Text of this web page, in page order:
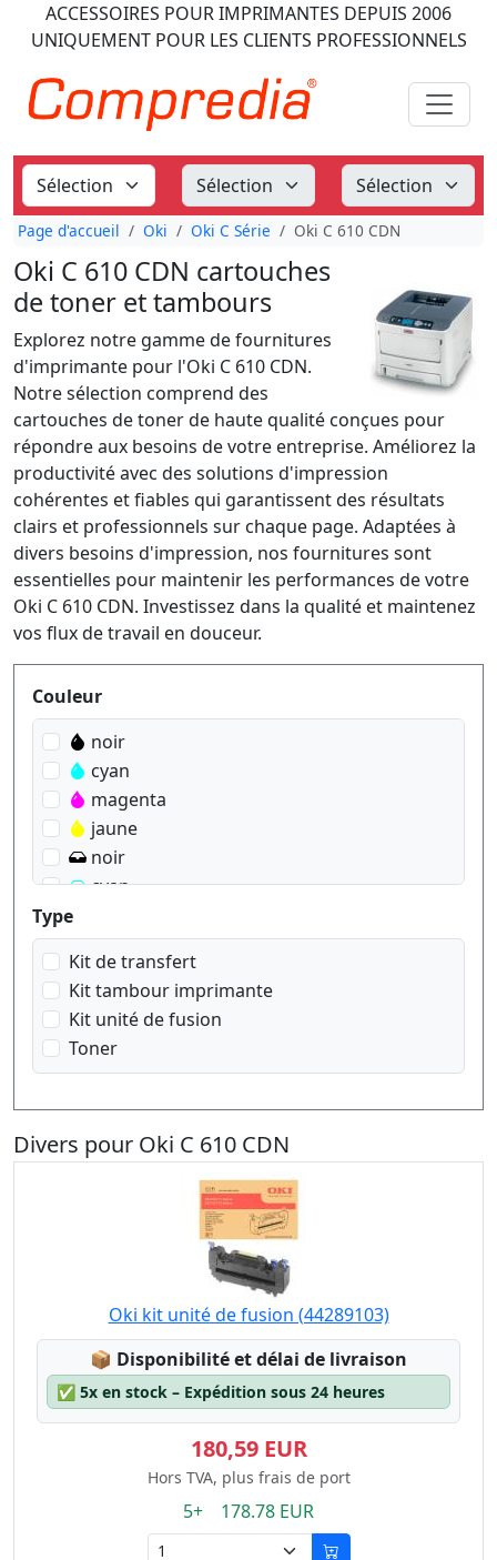
ACCESSOIRES POUR IMPRIMANTES DEPUIS 2006
UNIQUEMENT POUR LES CLIENTS PROFESSIONNELS
Page d'accueil Oki Oki C Série Oki C 610 CDN
Oki C 610 CDN cartouches
de toner et tambours
Explorez notre gamme de fournitures
d'imprimante pour l'Oki C 610 CDN.
Notre sélection comprend des
cartouches de toner de haute qualité conçues pour
répondre aux besoins de votre entreprise. Améliorez la
productivité avec des solutions d'impression
cohérentes et fiables qui garantissent des résultats
clairs et professionnels sur chaque page. Adaptées à
divers besoins d'impression, nos fournitures sont
essentielles pour maintenir les performances de votre
Oki C 610 CDN. Investissez dans la qualité et maintenez
vos flux de travail en douceur.
Produktfilter
Couleur
noir
cyan
magenta
jaune
noir
cyan
jaune
Type
Kit de transfert
Kit tambour imprimante
Kit unité de fusion
Toner
Divers pour Oki C 610 CDN
Oki kit unité de fusion (44289103)
📦 Lagerstatus:
Disponibilité et délai de livraison
✅ 5x en stock – Expédition sous 24 heures
180,59 EUR
Hors TVA, plus frais de port
5+ 178.78 EUR